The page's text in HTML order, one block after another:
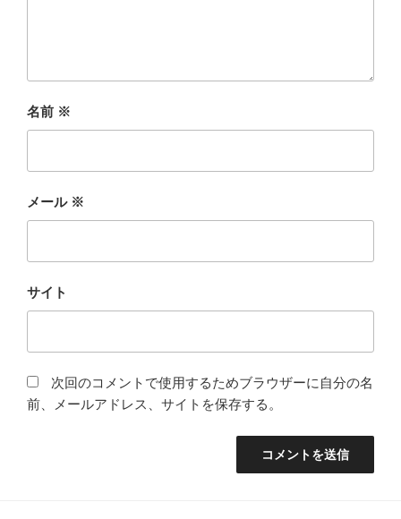
名前 ※
メール ※
サイト
次回のコメントで使用するためブラウザーに自分の名
前、メールアドレス、サイトを保存する。